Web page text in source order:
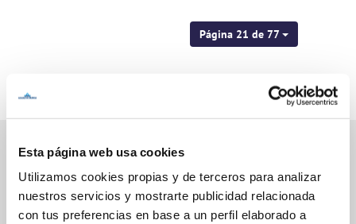
Esta página web usa cookies
Utilizamos cookies propias y de terceros para analizar
nuestros servicios y mostrarte publicidad relacionada
con tus preferencias en base a un perfil elaborado a
Página 21 de 77
Inicio